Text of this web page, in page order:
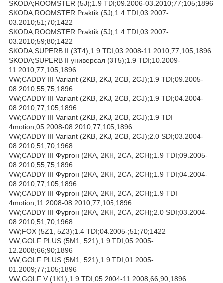
SKODA;ROOMSTER (5J);1.9 TDI;09.2006-03.2010;77;105;1896
SKODA;ROOMSTER Praktik (5J);1.4 TDI;03.2007-
03.2010;51;70;1422
SKODA;ROOMSTER Praktik (5J);1.4 TDI;03.2007-
03.2010;59;80;1422
SKODA;SUPERB II (3T4);1.9 TDI;03.2008-11.2010;77;105;1896
SKODA;SUPERB II универсал (3T5);1.9 TDI;10.2009-
11.2010;77;105;1896
VW;CADDY III Variant (2KB, 2KJ, 2CB, 2CJ);1.9 TDI;09.2005-
08.2010;55;75;1896
VW;CADDY III Variant (2KB, 2KJ, 2CB, 2CJ);1.9 TDI;04.2004-
08.2010;77;105;1896
VW;CADDY III Variant (2KB, 2KJ, 2CB, 2CJ);1.9 TDI
4motion;05.2008-08.2010;77;105;1896
VW;CADDY III Variant (2KB, 2KJ, 2CB, 2CJ);2.0 SDI;03.2004-
08.2010;51;70;1968
VW;CADDY III Фургон (2KA, 2KH, 2CA, 2CH);1.9 TDI;09.2005-
08.2010;55;75;1896
VW;CADDY III Фургон (2KA, 2KH, 2CA, 2CH);1.9 TDI;04.2004-
08.2010;77;105;1896
VW;CADDY III Фургон (2KA, 2KH, 2CA, 2CH);1.9 TDI
4motion;11.2008-08.2010;77;105;1896
VW;CADDY III Фургон (2KA, 2KH, 2CA, 2CH);2.0 SDI;03.2004-
08.2010;51;70;1968
VW;FOX (5Z1, 5Z3);1.4 TDI;04.2005-;51;70;1422
VW;GOLF PLUS (5M1, 521);1.9 TDI;05.2005-
12.2008;66;90;1896
VW;GOLF PLUS (5M1, 521);1.9 TDI;01.2005-
01.2009;77;105;1896
VW;GOLF V (1K1);1.9 TDI;05.2004-11.2008;66;90;1896